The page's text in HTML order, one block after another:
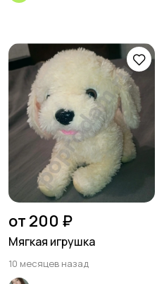
от 200 ₽
Мягкая игрушка
10 месяцев назад